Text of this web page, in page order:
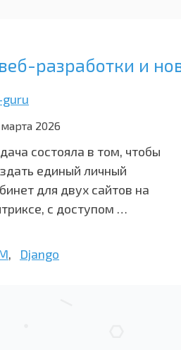
разработки и
2026
состояла в том, чтобы
единый личный
для двух сайтов на
с доступом …
, Django